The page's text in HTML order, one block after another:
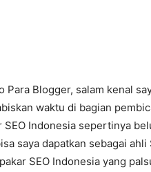
Blogger, salam kenal
waktu di bagian
Indonesia sepertinya
saya dapatkan sebagai ahli
SEO Indonesia yang